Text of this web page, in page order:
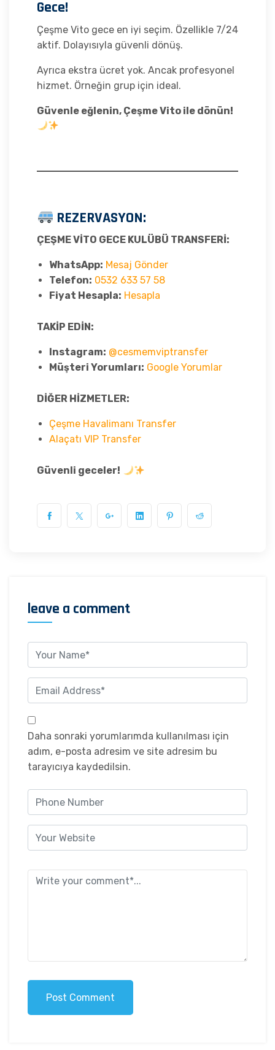
Gece!
Çeşme Vito gece en iyi seçim. Özellikle 7/24
aktif. Dolayısıyla güvenli dönüş.
Ayrıca ekstra ücret yok. Ancak profesyonel
hizmet. Örneğin grup için ideal.
Güvenle eğlenin, Çeşme Vito ile dönün!
REZERVASYON:
ÇEŞME VİTO GECE KULÜBÜ TRANSFERİ:
WhatsApp: Mesaj Gönder
Telefon: 0532 633 57 58
Fiyat Hesapla: Hesapla
TAKİP EDİN:
Instagram: @cesmemviptransfer
Müşteri Yorumları: Google Yorumlar
DİĞER HİZMETLER:
Çeşme Havalimanı Transfer
Alaçatı VIP Transfer
Güvenli geceler!
leave a comment
Daha sonraki yorumlarımda kullanılması için
adım, e-posta adresim ve site adresim bu
tarayıcıya kaydedilsin.
Post Comment